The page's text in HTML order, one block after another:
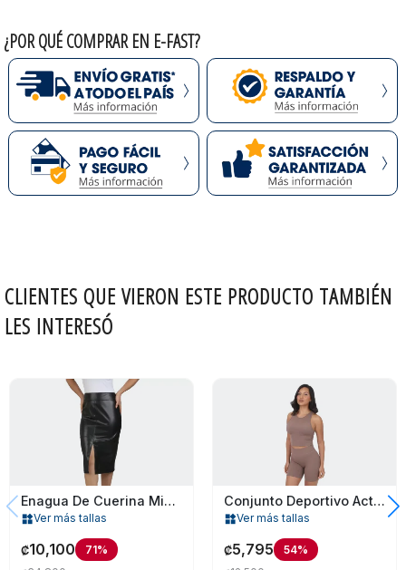
¿POR QUÉ COMPRAR EN E-FAST?
CLIENTES QUE VIERON ESTE PRODUCTO TAMBIÉN
LES INTERESÓ
Enagua De Cuerina Midi Para Mujer
widgetsVer más tallas
₡10,100 71%
Conjunto Deportivo Active Usa
widgetsVer más tallas
₡5,795 54%